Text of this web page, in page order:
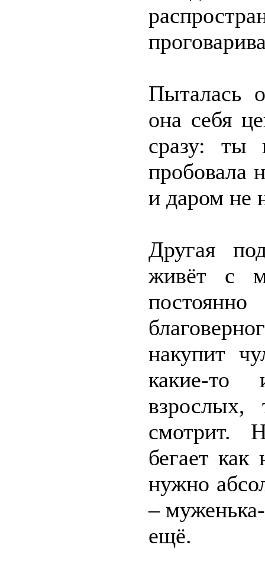
Пыталась
она себя
сразу: ты
пробовала
и даром не
Другая
живёт с
накупит
какие-то
взрослых,
смотрит.
бегает
нужно
–
ещё.